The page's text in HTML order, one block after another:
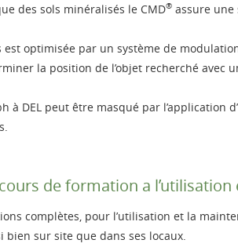
des sols minéralisés le CMD®assure une
est optimisée par un système de
la position de l’objet recherché avec
à DEL peut être masqué par l’application
de formation a
complètes, pour l’utilisation et la
sur site que dans ses locaux.